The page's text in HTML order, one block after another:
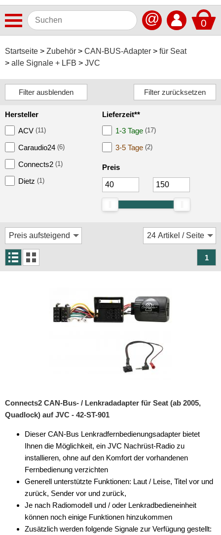
0
@
Startseite Zubehör CAN-BUS-Adapter
für Seat
alle Signale + LFB
JVC
Autoradios
Dashcams
Freisprechanlagen
Lautsprecher
Multimedia
Navigationssoftware
Soundprozessoren
Subwoofer
Aktivsystemadapter
Antennenstab
Antennenstecker
Antennenzubehör
Aux-In-Adapter
CAN-BUS-Adapter
Hersteller
ACV (11)
Caraudio24 (6)
Connects2 (1)
Dietz (1)
Lieferzeit**
1-3 Tage (17)
3-5 Tage (2)
Preis
1
Connects2 CAN-Bus- / Lenkradadapter für Seat (ab 2005,
Quadlock) auf JVC - 42-ST-901
Dieser CAN-Bus Lenkradfernbedienungsadapter bietet
Ihnen die Möglichkeit, ein JVC Nachrüst-Radio zu
installieren, ohne auf den Komfort der vorhandenen
Fernbedienung verzichten
Generell unterstützte Funktionen: Laut / Leise, Titel vor und
zurück, Sender vor und zurück,
Je nach Radiomodell und / oder Lenkradbedieneinheit
können noch einige Funktionen hinzukommen
Zusätzlich werden folgende Signale zur Verfügung gestellt: